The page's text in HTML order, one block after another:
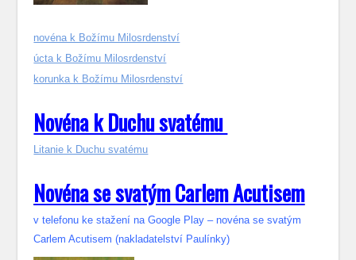
novéna k Božímu Milosrdenství
úcta k Božímu Milosrdenství
korunka k Božímu Milosrdenství
Novéna k Duchu svatému
Litanie k Duchu svatému
Novéna se svatým Carlem Acutisem
v telefonu ke stažení na Google Play – novéna se svatým
Carlem Acutisem (nakladatelství Paulínky)